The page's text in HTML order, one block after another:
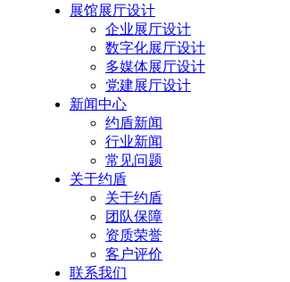
展馆展厅设计
企业展厅设计
数字化展厅设计
多媒体展厅设计
党建展厅设计
新闻中心
约盾新闻
行业新闻
常见问题
关于约盾
关于约盾
团队保障
资质荣誉
客户评价
联系我们